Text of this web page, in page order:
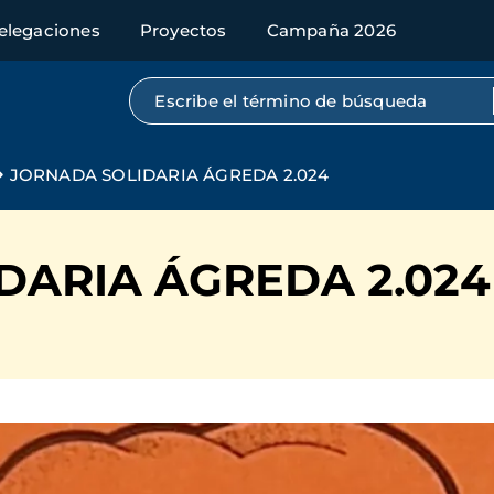
Proyectos Campaña 2026
Búsqueda por texto completo
JORNADA SOLIDARIA ÁGREDA 2.024
ÁGREDA 2.024